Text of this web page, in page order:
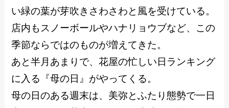
い緑の葉が芽吹きさわさわと風を受けている。
店内もスノーボールやハナリョウブなど、この
季節ならではのものが増えてきた。
あと半月あまりで、花屋の忙しい日ランキング
に入る『母の日』がやってくる。
母の日のある週末は、美弥とふたり態勢で一日